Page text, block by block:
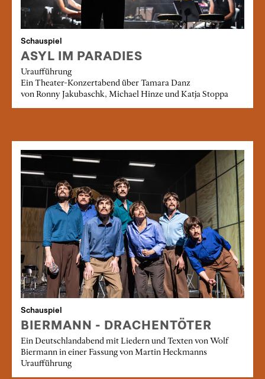
Schauspiel
ASYL IM PARADIES
Uraufführung
Ein Theater-Konzertabend über Tamara Danz
von Ronny Jakubaschk, Michael Hinze und Katja Stoppa
Schauspiel
BIERMANN - DRACHENTÖTER
Ein Deutschlandabend mit Liedern und Texten von Wolf
Biermann in einer Fassung von Martin Heckmanns
Uraufführung